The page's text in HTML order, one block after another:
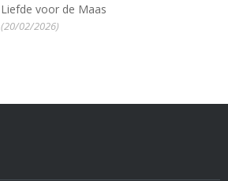
Liefde voor de Maas
(20/02/2026)